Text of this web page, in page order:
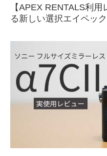
【APEX RENTALS利
る新しい選択エイペッ